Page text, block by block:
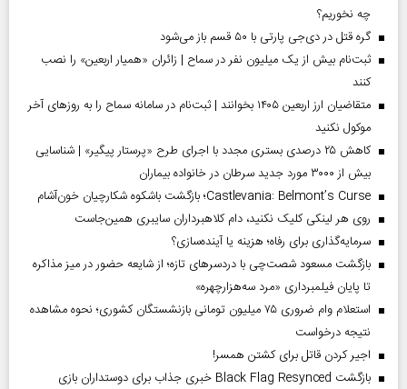
چه نخوریم؟
گره قتل در دی‌جی پارتی با ۵۰ قسم باز می‌شود
ثبت‌نام بیش از یک میلیون نفر در سماح | زائران «همیار اربعین» را نصب
کنند
متقاضیان ارز اربعین ۱۴۰۵ بخوانند | ثبت‌نام در سامانه سماح را به روز‌های آخر
موکول نکنید
کاهش ۲۵ درصدی بستری مجدد با اجرای طرح «پرستار پیگیر» | شناسایی
بیش از ۳۰۰۰ مورد جدید سرطان در خانواده بیماران
Castlevania: Belmont’s Curse؛ بازگشت باشکوه شکارچیان خون‌آشام
روی هر لینکی کلیک نکنید، دام کلاهبرداران سایبری همین‌جاست
سرمایه‌گذاری برای رفاه؛ هزینه یا آینده‌سازی؟
بازگشت مسعود شصت‌چی با دردسر‌های تازه؛ از شایعه حضور در میز مذاکره
تا پایان فیلمبرداری «مرد سه‌هزارچهره»
استعلام وام ضروری ۷۵ میلیون تومانی بازنشستگان کشوری؛ نحوه مشاهده
نتیجه درخواست
اجیر کردن قاتل برای کشتن همسر!
بازگشت Black Flag Resynced خبری جذاب برای دوستداران بازی